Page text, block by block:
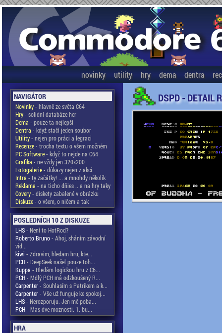
novinky utility hry dema dentra
NAVIGÁTOR
Novinky- hlavně ze světa C64
Hry- solidní databáze her
Dema - pouze ta nejlepší
Dentra - když stačí jeden soubor
Utility- nejen pro práci a legraci
Recenze- trocha textu o všem možném
PC Software- když to nejde na C64
Grafika - ne vždy jen 320x200
Fotogalerie- důkazy nejen z akcí
Intra - ty začátky! ... a mnohdy několik
Reklama - na ticho dňies .. a na hry taky
Covery- diskety zabalené v obrázku
Diskuze- o všem, o ničem a tak
POSLEDNÍCH 10 Z DISKUZE
LHS- Není to HotRod?
Roberto Bruno- Ahoj, sháním závodní
vid...
kiwi - Zdravim, hledam hru, kte...
PCH- DeepSeek našel pouze toh...
Kuppa - Hledám logickou hru z C6...
PCH- Mdlý PCH má odzkoušený R...
Carpenter- Souhlasím s Patrikem a k...
Carpenter- Vše už funguje ke spokoj...
LHS- Nerozporuju. Jen mě poba...
PCH- Mas dve moznosti. 1. bu...
HRA
DSPD - DETAIL